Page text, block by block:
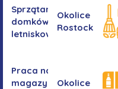
Sprzątanie
domków
letniskowych
Okolice
Rostocku
Praca na
magazynieOkolice